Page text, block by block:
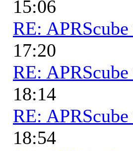
15:06
RE:
17:20
RE:
18:14
RE:
18:54